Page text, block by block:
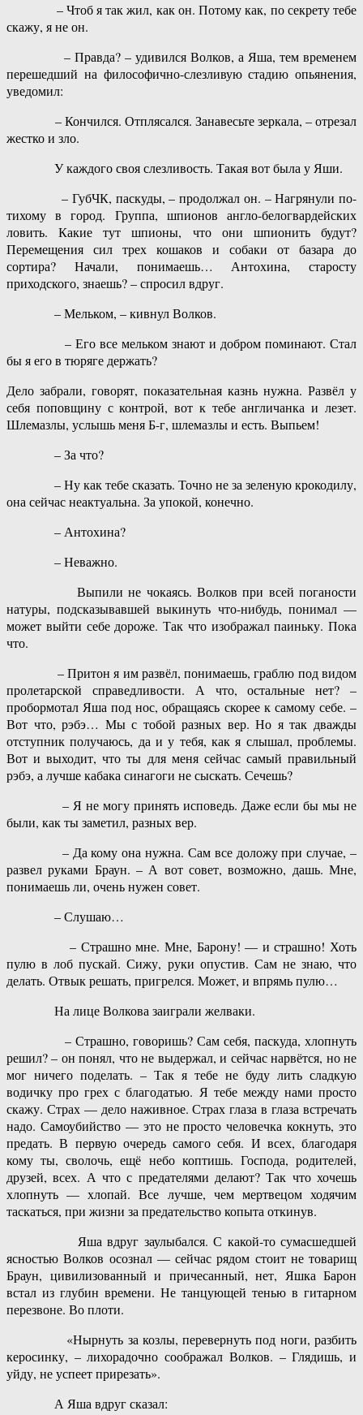
– Чтоб я так жил, как он. Потому как, по секрету тебе
скажу, я не он.
– Правда? – удивился Волков, а Яша, тем временем
перешедший на философично-слезливую стадию опьянения,
уведомил:
– Кончился. Отплясался. Занавесьте зеркала, – отрезал
жестко и зло.
У каждого своя слезливость. Такая вот была у Яши.
– ГубЧК, паскуды, – продолжал он. – Нагрянули по-
тихому в город. Группа, шпионов англо-белогвардейских
ловить. Какие тут шпионы, что они шпионить будут?
Перемещения сил трех кошаков и собаки от базара до
сортира? Начали, понимаешь… Антохина, старосту
приходского, знаешь? – спросил вдруг.
– Мельком, – кивнул Волков.
– Его все мельком знают и добром поминают. Стал
бы я его в тюряге держать?
Дело забрали, говорят, показательная казнь нужна. Развёл у
себя поповщину с контрой, вот к тебе англичанка и лезет.
Шлемазлы, услышь меня Б-г, шлемазлы и есть. Выпьем!
– За что?
– Ну как тебе сказать. Точно не за зеленую крокодилу,
она сейчас неактуальна. За упокой, конечно.
– Антохина?
– Неважно.
Выпили не чокаясь. Волков при всей поганости
натуры, подсказывавшей выкинуть что-нибудь, понимал —
может выйти себе дороже. Так что изображал паиньку. Пока
что.
– Притон я им развёл, понимаешь, граблю под видом
пролетарской справедливости. А что, остальные нет? –
пробормотал Яша под нос, обращаясь скорее к самому себе. –
Вот что, рэбэ… Мы с тобой разных вер. Но я так дважды
отступник получаюсь, да и у тебя, как я слышал, проблемы.
Вот и выходит, что ты для меня сейчас самый правильный
рэбэ, а лучше кабака синагоги не сыскать. Сечешь?
– Я не могу принять исповедь. Даже если бы мы не
были, как ты заметил, разных вер.
– Да кому она нужна. Сам все доложу при случае, –
развел руками Браун. – А вот совет, возможно, дашь. Мне,
понимаешь ли, очень нужен совет.
– Слушаю…
– Страшно мне. Мне, Барону! — и страшно! Хоть
пулю в лоб пускай. Сижу, руки опустив. Сам не знаю, что
делать. Отвык решать, пригрелся. Может, и впрямь пулю…
На лице Волкова заиграли желваки.
– Страшно, говоришь? Сам себя, паскуда, хлопнуть
решил? – он понял, что не выдержал, и сейчас нарвётся, но не
мог ничего поделать. – Так я тебе не буду лить сладкую
водичку про грех с благодатью. Я тебе между нами просто
скажу. Страх — дело наживное. Страх глаза в глаза встречать
надо. Самоубийство — это не просто человечка кокнуть, это
предать. В первую очередь самого себя. И всех, благодаря
кому ты, сволочь, ещё небо коптишь. Господа, родителей,
друзей, всех. А что с предателями делают? Так что хочешь
хлопнуть — хлопай. Все лучше, чем мертвецом ходячим
таскаться, при жизни за предательство копыта откинув.
Яша вдруг заулыбался. С какой-то сумасшедшей
ясностью Волков осознал — сейчас рядом стоит не товарищ
Браун, цивилизованный и причесанный, нет, Яшка Барон
встал из глубин времени. Не танцующей тенью в гитарном
перезвоне. Во плоти.
«Нырнуть за козлы, перевернуть под ноги, разбить
керосинку, – лихорадочно соображал Волков. – Глядишь, и
уйду, не успеет прирезать».
А Яша вдруг сказал: